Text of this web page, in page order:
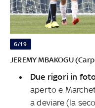
6/19
JEREMY MBAKOGU
Due rigori in
aperto e
a deviare (la